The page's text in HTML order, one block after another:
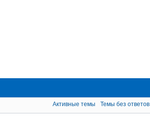
Активные темы Темы без ответов